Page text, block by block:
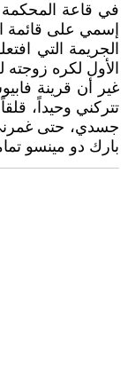
في قاعة المحكمة
إسمي على قائمة
الجريمة التي
الأول لكره
غير أن قرينة
تتركني وحيداً،
جسدي، حتى غمرني
بارك دو مينسو